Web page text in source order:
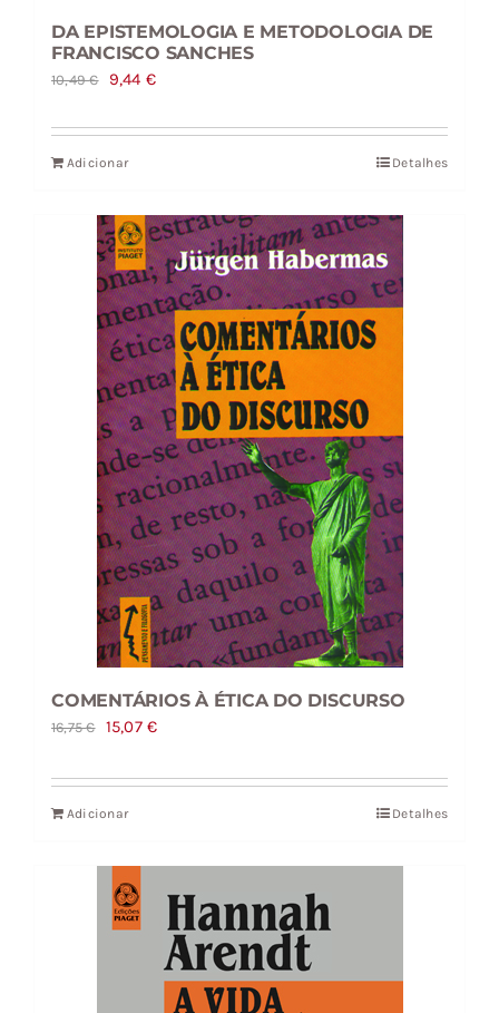
DA EPISTEMOLOGIA E METODOLOGIA DE
FRANCISCO SANCHES
10,49€
O
original
era:
9,44 €O
atual
Adicionar Detalhes
COMENTÁRIOS À ÉTICA DO DISCURSO
16,75€
O
original
era:
15,07€O
atual
Adicionar Detalhes